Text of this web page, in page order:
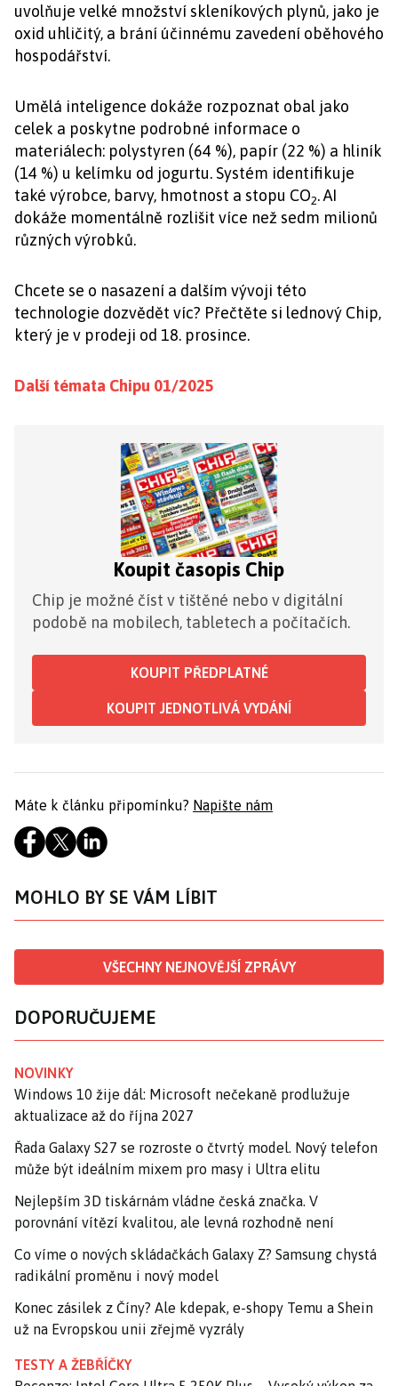
uvolňuje velké množství skleníkových plynů, jako je
oxid uhličitý, a brání účinnému zavedení oběhového
hospodářství.
Umělá inteligence dokáže rozpoznat obal jako
celek a poskytne podrobné informace o
materiálech: polystyren (64 %), papír (22 %) a hliník
(14 %) u kelímku od jogurtu. Systém identifikuje
také výrobce, barvy, hmotnost a stopu CO2. AI
dokáže momentálně rozlišit více než sedm milionů
různých výrobků.
Chcete se o nasazení a dalším vývoji této
technologie dozvědět víc? Přečtěte si lednový Chip,
který je v prodeji od 18. prosince.
Další témata Chipu 01/2025
Koupit časopis Chip
Chip je možné číst v tištěné nebo v digitální
podobě na mobilech, tabletech a počítačích.
KOUPIT PŘEDPLATNÉ
KOUPIT JEDNOTLIVÁ VYDÁNÍ
Máte k článku připomínku? Napište nám
MOHLO BY SE VÁM LÍBIT
VŠECHNY NEJNOVĚJŠÍ ZPRÁVY
DOPORUČUJEME
NOVINKY
Windows 10 žije dál: Microsoft nečekaně prodlužuje
aktualizace až do října 2027
Řada Galaxy S27 se rozroste o čtvrtý model. Nový telefon
může být ideálním mixem pro masy i Ultra elitu
Nejlepším 3D tiskárnám vládne česká značka. V
porovnání vítězí kvalitou, ale levná rozhodně není
Co víme o nových skládačkách Galaxy Z? Samsung chystá
radikální proměnu i nový model
Konec zásilek z Číny? Ale kdepak, e-shopy Temu a Shein
už na Evropskou unii zřejmě vyzrály
TESTY A ŽEBŘÍČKY